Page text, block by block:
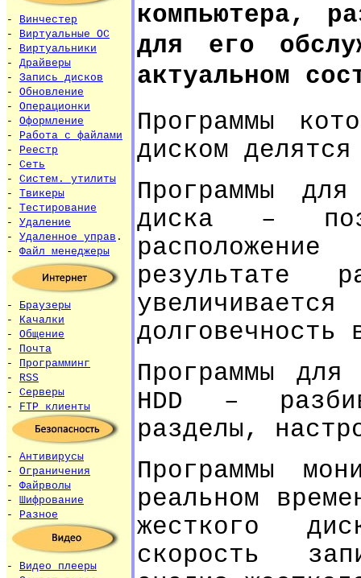
- Винчестер
- Виртуальные ОС
- Виртуальники
- Драйверы
- Запись дисков
- Обновление
- Операционки
- Оформление
- Работа с файлами
- Реестр
- Сеть
- Систем. утилиты
- Твикеры
- Тестирование
- Удаление
- Удаленное управ .
- Файл менеджеры
- Браузеры
- Качалки
- Общение
- Почта
- Программинг
- RSS
- Серверы
- FTP клиенты
- Антивирусы
- Ограничения
- Файрволы
- Шифрование
- Разное
- Видео плееры
компьютера,
для его
актуальном
Программы
диском
Программы для
диска –
результате
долговечность
Программы для
HDD –
разделы,
Программы
реальном
жесткого
скорость